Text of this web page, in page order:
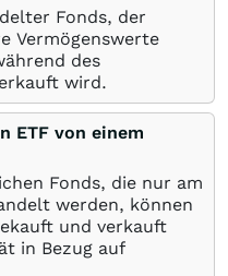
Fonds, der
Vermögenswerte
des
wird.
ETF von einem
Fonds, die nur am
werden, können
und verkauft
in Bezug auf